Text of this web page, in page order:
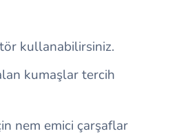
kullanabilirsiniz.
kumaşlar tercih
nem emici çarşaflar